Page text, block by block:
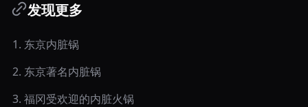
发现更多
1. 东京内脏锅
2. 东京著名内脏锅
3. 福冈受欢迎的内脏火锅